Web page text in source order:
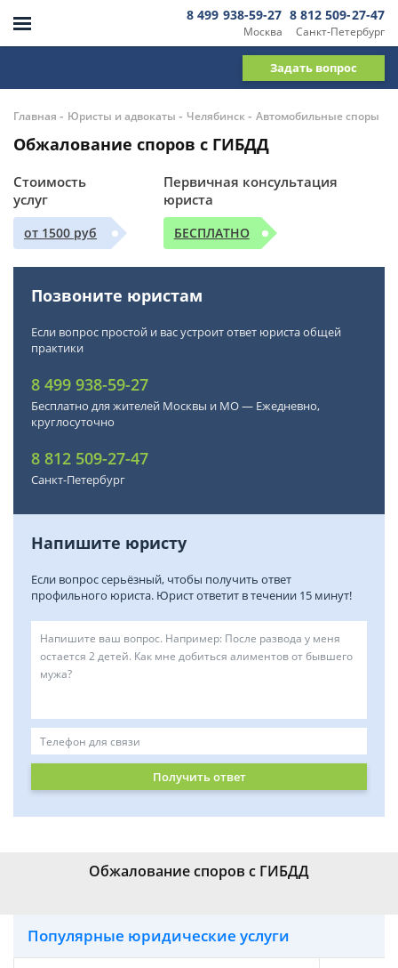
Москва
8 499 938-59-27
Санкт-Петербург
8 812 509-27-47
Задать вопрос
Главная - Юристы и адвокаты - Челябинск- Автомобильные споры
Обжалование споров с ГИБДД
Стоимость
услуг
от 1500 руб
Первичная консультация
юриста
БЕСПЛАТНО
Позвоните юристам
Если вопрос простой и вас устроит ответ юриста общей
практики
8 499 938-59-27
Бесплатно для жителей Москвы и МО — Ежедневно,
круглосуточно
8 812 509-27-47
Санкт-Петербург
Напишите юристу
Если вопрос серьёзный, чтобы получить ответ
профильного юриста. Юрист ответит в течении 15 минут!
Получить ответ
Обжалование споров с ГИБДД
Популярные юридические услуги